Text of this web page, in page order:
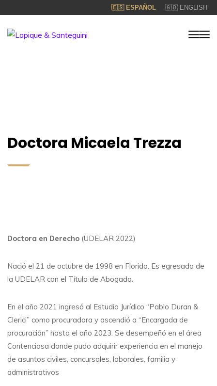
🇪🇸 ESPAÑOL 🇬🇧 ENGLISH
Doctora Micaela Trezza
Doctora en Derecho (UDELAR 2022)
Nació el 21 de octubre de 1998 en Florida. Es egresada de
la UDELAR con el Título de Abogada.
En el año 2021 ingresó al Estudio Jurídico “Pablo Duran &
Clerici” como procuradora y ascendió a “Encargada de
procuración” hasta el año 2023. Se desempeñó en el área
Contenciosa donde pudo adquirir experiencia en el manejo
de asuntos civiles, concursales, laborales, familia y
administrativos